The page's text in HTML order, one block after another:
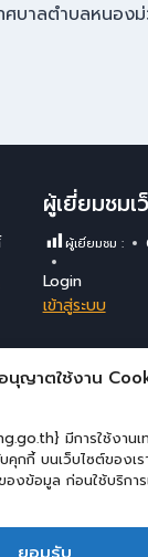
นุญาตใช้งาน
มีการใช้งานเ
กกี้ บนเว็บไซต์ของเ
องข้อมูล ก่อนใช้บริกา
ยอมรับ
ศบาลตำบลหนอง
ผู้เยี่ยมชมเ
ผู้เยี่ยมชม :
Login
เข้าสู่ระบบ